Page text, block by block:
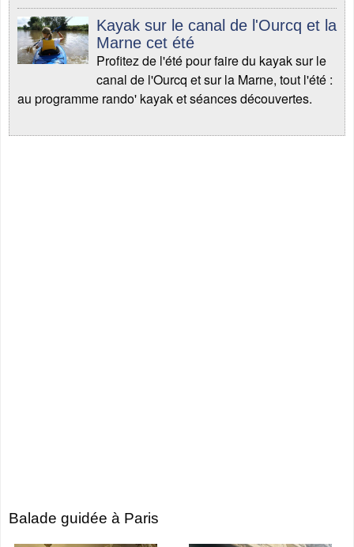
Kayak sur le canal de l'Ourcq et la
Marne cet été
Profitez de l'été pour faire du kayak sur le
canal de l'Ourcq et sur la Marne, tout l'été :
au programme rando' kayak et séances découvertes.
Balade guidée à Paris